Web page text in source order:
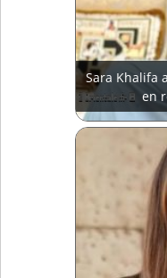
Sara Khalifa
en